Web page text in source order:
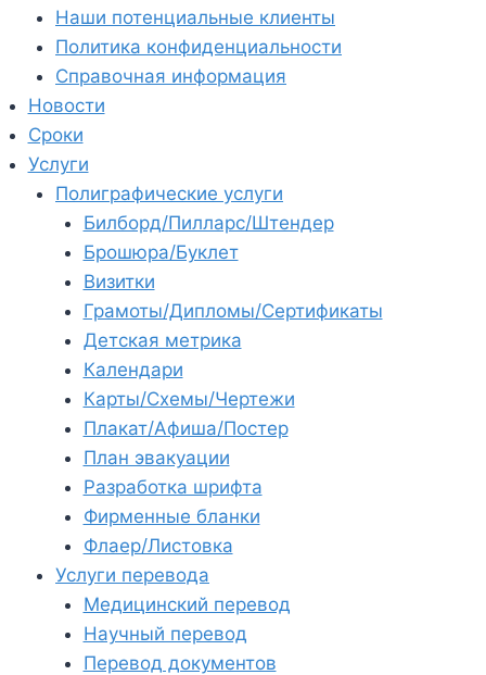
Наши потенциальные клиенты
Политика конфиденциальности
Справочная информация
Новости
Сроки
Услуги
Полиграфические услуги
Билборд/Пилларс/Штендер
Брошюра/Буклет
Визитки
Грамоты/Дипломы/Сертификаты
Детская метрика
Календари
Карты/Схемы/Чертежи
Плакат/Афиша/Постер
План эвакуации
Разработка шрифта
Фирменные бланки
Флаер/Листовка
Услуги перевода
Медицинский перевод
Научный перевод
Перевод документов